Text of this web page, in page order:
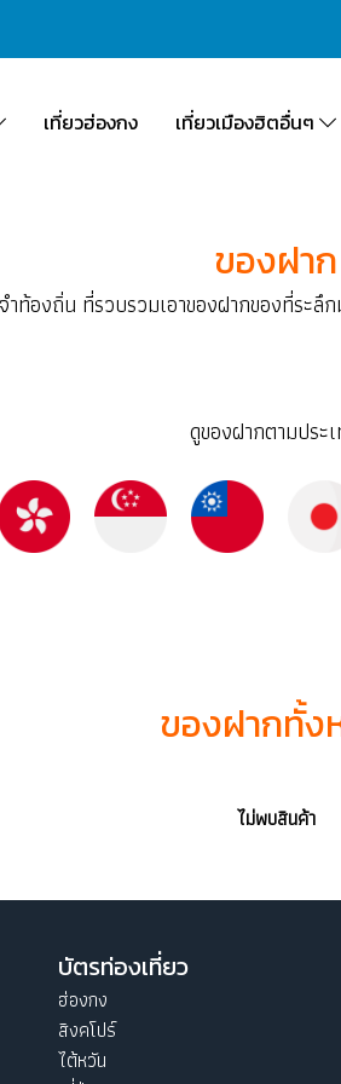
เที่ยวฮ่องกง เที่ยวเมืองฮิตอื่นๆ
ของฝาก
ท้องถิ่น ที่รวบรวมเอาของฝากของที่ระลึ
ดูของฝากตามประ
ของฝากทั้ง
ไม่พบสินค้า
บัตรท่องเที่ยว
ฮ่องกง
สิงคโปร์
ไต้หวัน